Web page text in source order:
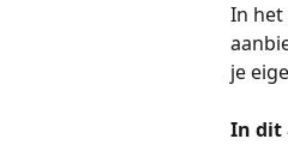
In het
je
In dit